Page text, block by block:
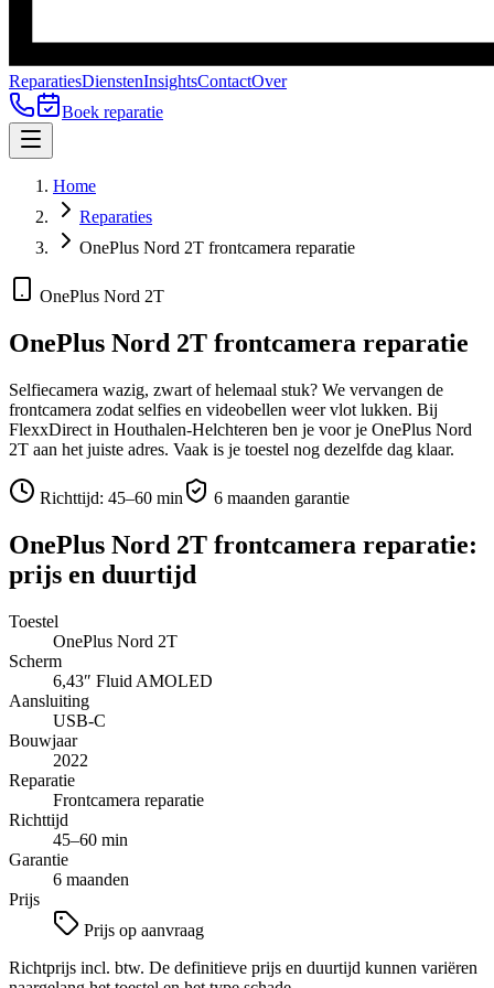
ReparatiesDienstenInsightsContactOver
Boek reparatie
Home
Reparaties
OnePlus Nord 2T frontcamera reparatie
OnePlus Nord 2T
OnePlus Nord 2T frontcamera reparatie
Selfiecamera wazig, zwart of helemaal stuk? We vervangen de
frontcamera zodat selfies en videobellen weer vlot lukken. Bij
FlexxDirect in Houthalen-Helchteren ben je voor je OnePlus Nord
2T aan het juiste adres. Vaak is je toestel nog dezelfde dag klaar.
Richttijd: 45–60 min 6 maanden garantie
OnePlus Nord 2T frontcamera reparatie:
prijs en duurtijd
Toestel
OnePlus Nord 2T
Scherm
6,43″ Fluid AMOLED
Aansluiting
USB-C
Bouwjaar
2022
Reparatie
Frontcamera reparatie
Richttijd
45–60 min
Garantie
6 maanden
Prijs
Prijs op aanvraag
Richtprijs incl. btw. De definitieve prijs en duurtijd kunnen variëren